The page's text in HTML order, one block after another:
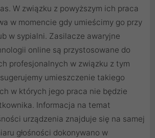
W związku z powyższym ich praca
w momencie gdy umieścimy go przy
w sypialni. Zasilacze awaryjne
online są przystosowane do
profesjonalnych w związku z tym
umieszczenie takiego
w których jego praca nie będzie
Informacja na temat
urządzenia znajduje się na samej
głośności dokonywano w